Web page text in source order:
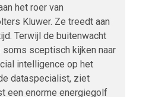
het roer van
Kluwer. Ze treedt aan
Terwijl de buitenwacht
soms sceptisch kijken naar
intelligence op het
dataspecialist, ziet
een enorme energiegolf